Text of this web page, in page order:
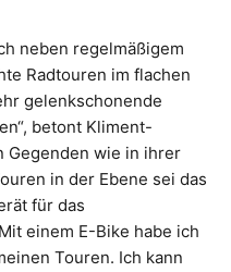
neben regelmäßigem
Radtouren im flachen
gelenkschonende
betont Kliment-
Gegenden wie in ihrer
in der Ebene sei das
für das
einem E-Bike habe ich
Touren. Ich kann